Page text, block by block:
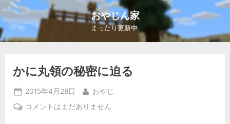
Skip
to
content
おやじん家
まったり更新中
かに丸領の秘密に迫る
Posted
on
2015年4月28日 By
おやじ
か
コメントはまだありません